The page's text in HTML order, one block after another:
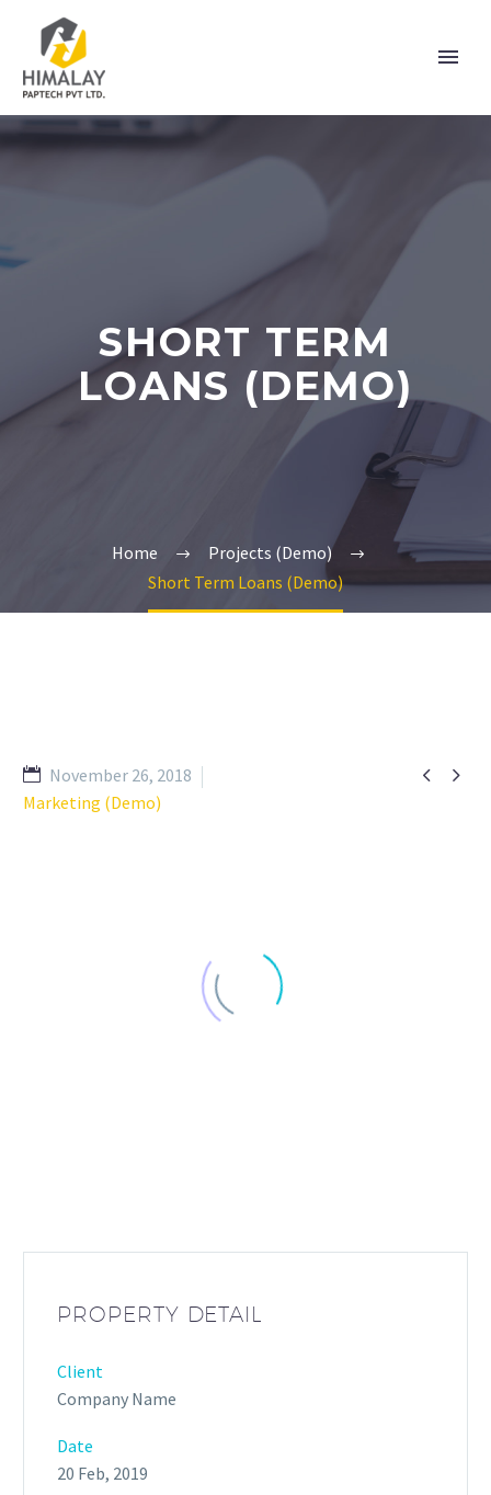
SHORT TERM
LOANS (DEMO)
Home
Projects (Demo)
Short Term Loans (Demo)
 
November 26, 2018
Marketing (Demo)
PROPERTY DETAIL
Client
Company Name
Date
20 Feb, 2019